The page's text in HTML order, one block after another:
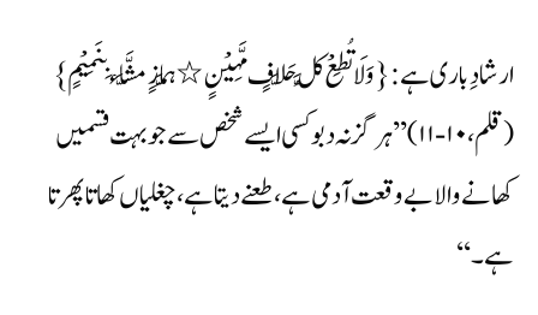
ارشادِ باری ہے: {وَلَا تُطِعْ کُلَّ حَلَّافٍ مَّہِیْنٍ٭ہَمَّازٍ مَّشَّاء بِنَمِیْمٍ }
(قلم، ۱۰-۱۱) ’’ہرگز نہ دبو کسی ایسے شخص سے جو بہت قسمیں
کھانے والا بے وقعت آدمی ہے، طعنے دیتا ہے، چغلیاں کھاتا پھرتا
ہے۔ ‘‘